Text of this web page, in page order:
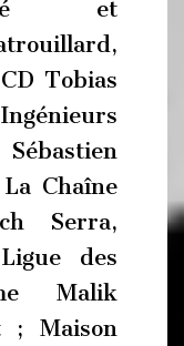
et
Tobias
Chaîne
Serra,
des
Malik
; Maison